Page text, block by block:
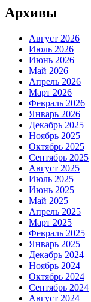
Архивы
Август 2026
Июль 2026
Июнь 2026
Май 2026
Апрель 2026
Март 2026
Февраль 2026
Январь 2026
Декабрь 2025
Ноябрь 2025
Октябрь 2025
Сентябрь 2025
Август 2025
Июль 2025
Июнь 2025
Май 2025
Апрель 2025
Март 2025
Февраль 2025
Январь 2025
Декабрь 2024
Ноябрь 2024
Октябрь 2024
Сентябрь 2024
Август 2024